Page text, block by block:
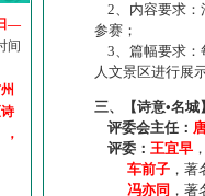
—
间
2、内容要求：
参赛；
3、篇幅要求：
人文景区进行展
三、【诗意•名城
评委会主任：
评委： 王宜早
车前子 ，著
冯亦同 ，